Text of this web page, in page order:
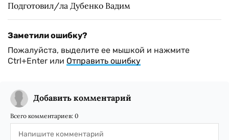
Подготовил/ла Дубенко Вадим
Заметили ошибку?
Пожалуйста, выделите ее мышкой и нажмите
Ctrl+Enter или Отправить ошибку
Добавить комментарий
Всего комментариев: 0